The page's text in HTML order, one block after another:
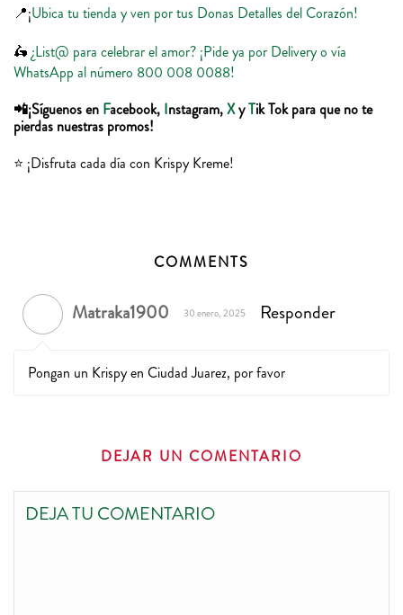
📍¡Ubica tu tienda y ven por tus Donas Detalles del Corazón!
🛵¿List@ para celebrar el amor? ¡Pide ya por Delivery o vía
WhatsApp al número 800 008 0088!
📲¡Síguenos en Facebook, Instagram,XyTik Tok para que no te
pierdas nuestras promos!
⭐️ ¡Disfruta cada día con Krispy Kreme!
COMMENTS
Matraka1900 30 enero, 2025 Responder
Pongan un Krispy en Ciudad Juarez, por favor
DEJAR UN COMENTARIO